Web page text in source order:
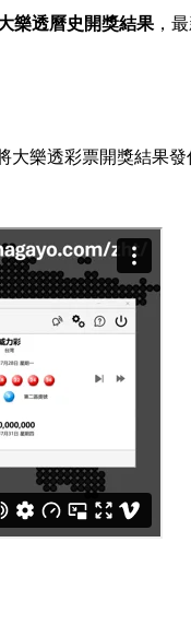
樂透曆史開獎結果 ，
大樂透彩票開獎結果